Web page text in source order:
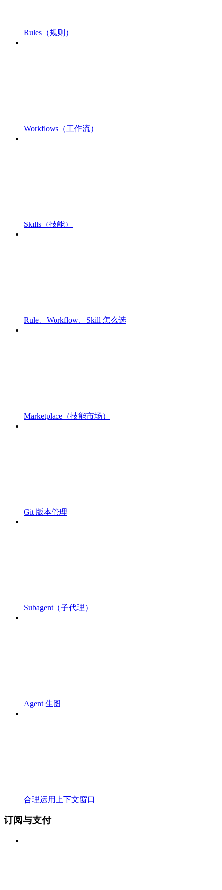
Rules（规则）
Workflows（工作流）
Skills（技能）
Rule、Workflow、Skill 怎么选
Marketplace（技能市场）
Git 版本管理
Subagent（子代理）
Agent 生图
合理运用上下文窗口
订阅与支付